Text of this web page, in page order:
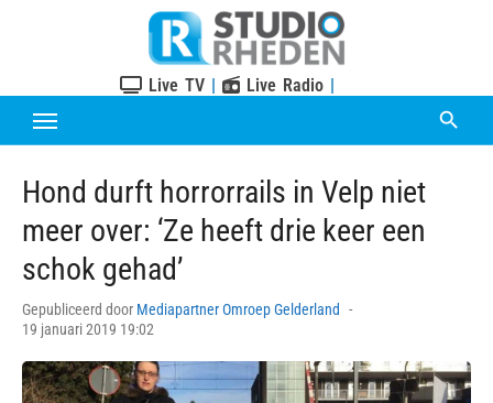
Live TV | Live Radio |
Hond durft horrorrails in Velp niet
meer over: ‘Ze heeft drie keer een
schok gehad’
Gepubliceerd door Mediapartner Omroep Gelderland
19 januari 2019 19:02